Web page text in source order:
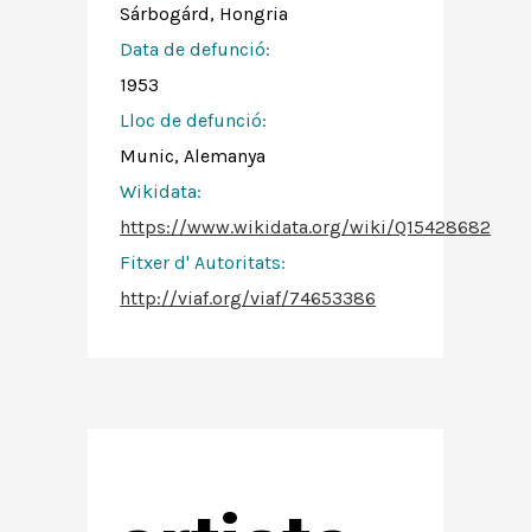
Sárbogárd, Hongria
Data de defunció:
1953
Lloc de defunció:
Munic, Alemanya
Wikidata:
https://www.wikidata.org/wiki/Q15428682
Fitxer d' Autoritats:
http://viaf.org/viaf/74653386